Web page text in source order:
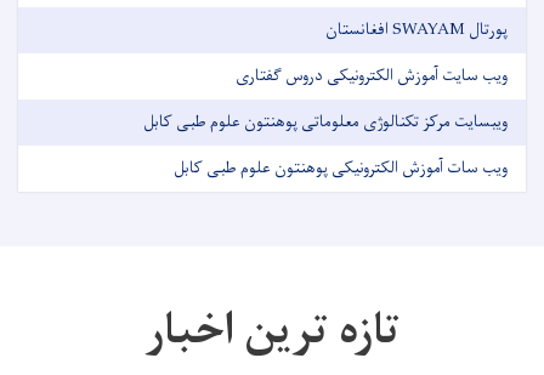
پورتال SWAYAM افغانستان
ویب سایت آموزش الکترونیکی دروس گفتاری
ویبسایت مرکز تکنالوژی معلوماتی پوهنتون علوم طبی کابل
ویب سات آموزش الکترونیکی پوهنتون علوم طبی کابل
تازه ترین اخبار